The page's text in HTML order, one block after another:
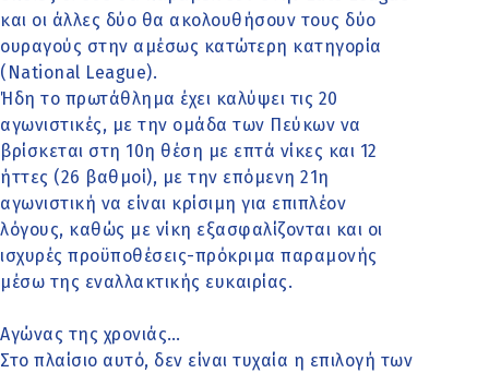
και οι άλλες δύο θα ακολουθήσουν τους δύο
ουραγούς στην αμέσως κατώτερη κατηγορία
(National League).
Ήδη το πρωτάθλημα έχει καλύψει τις 20
αγωνιστικές, με την ομάδα των Πεύκων να
βρίσκεται στη 10η θέση με επτά νίκες και 12
ήττες (26 βαθμοί), με την επόμενη 21η
αγωνιστική να είναι κρίσιμη για επιπλέον
λόγους, καθώς με νίκη εξασφαλίζονται και οι
ισχυρές προϋποθέσεις-πρόκριμα παραμονής
μέσω της εναλλακτικής ευκαιρίας.
Αγώνας της χρονιάς…
Στο πλαίσιο αυτό, δεν είναι τυχαία η επιλογή των